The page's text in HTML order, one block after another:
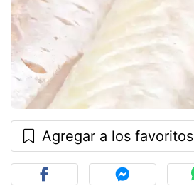
Agregar a los favoritos